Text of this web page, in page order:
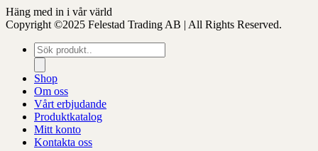
Häng med in i vår värld
Copyright ©2025 Felestad Trading AB | All Rights Reserved.
Produktsökning
Shop
Om oss
Vårt erbjudande
Produktkatalog
Mitt konto
Kontakta oss